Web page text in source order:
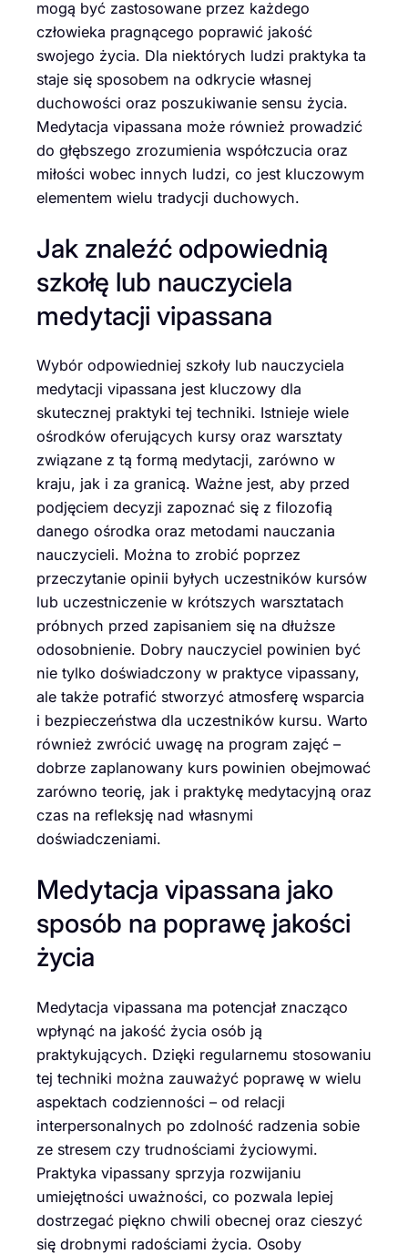
mogą być zastosowane przez każdego
człowieka pragnącego poprawić jakość
swojego życia. Dla niektórych ludzi praktyka ta
staje się sposobem na odkrycie własnej
duchowości oraz poszukiwanie sensu życia.
Medytacja vipassana może również prowadzić
do głębszego zrozumienia współczucia oraz
miłości wobec innych ludzi, co jest kluczowym
elementem wielu tradycji duchowych.
Jak znaleźć odpowiednią
szkołę lub nauczyciela
medytacji vipassana
Wybór odpowiedniej szkoły lub nauczyciela
medytacji vipassana jest kluczowy dla
skutecznej praktyki tej techniki. Istnieje wiele
ośrodków oferujących kursy oraz warsztaty
związane z tą formą medytacji, zarówno w
kraju, jak i za granicą. Ważne jest, aby przed
podjęciem decyzji zapoznać się z filozofią
danego ośrodka oraz metodami nauczania
nauczycieli. Można to zrobić poprzez
przeczytanie opinii byłych uczestników kursów
lub uczestniczenie w krótszych warsztatach
próbnych przed zapisaniem się na dłuższe
odosobnienie. Dobry nauczyciel powinien być
nie tylko doświadczony w praktyce vipassany,
ale także potrafić stworzyć atmosferę wsparcia
i bezpieczeństwa dla uczestników kursu. Warto
również zwrócić uwagę na program zajęć –
dobrze zaplanowany kurs powinien obejmować
zarówno teorię, jak i praktykę medytacyjną oraz
czas na refleksję nad własnymi
doświadczeniami.
Medytacja vipassana jako
sposób na poprawę jakości
życia
Medytacja vipassana ma potencjał znacząco
wpłynąć na jakość życia osób ją
praktykujących. Dzięki regularnemu stosowaniu
tej techniki można zauważyć poprawę w wielu
aspektach codzienności – od relacji
interpersonalnych po zdolność radzenia sobie
ze stresem czy trudnościami życiowymi.
Praktyka vipassany sprzyja rozwijaniu
umiejętności uważności, co pozwala lepiej
dostrzegać piękno chwili obecnej oraz cieszyć
się drobnymi radościami życia. Osoby